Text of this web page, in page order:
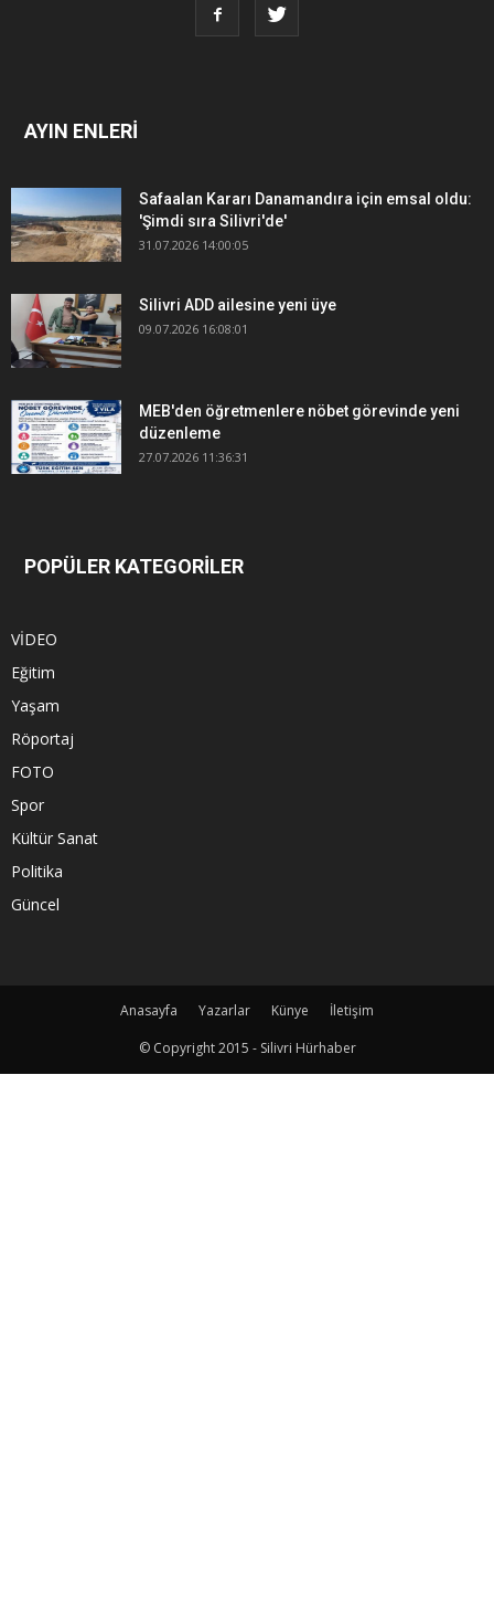
AYIN ENLERİ
Safaalan Kararı Danamandıra için emsal oldu:
'Şimdi sıra Silivri'de'
31.07.2026 14:00:05
Silivri ADD ailesine yeni üye
09.07.2026 16:08:01
MEB'den öğretmenlere nöbet görevinde yeni
düzenleme
27.07.2026 11:36:31
POPÜLER KATEGORİLER
VİDEO
Eğitim
Yaşam
Röportaj
FOTO
Spor
Kültür Sanat
Politika
Güncel
Anasayfa Yazarlar Künye
İletişim
© Copyright 2015 - Silivri Hürhaber